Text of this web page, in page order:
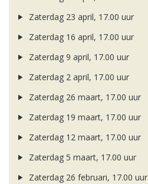
Zaterdag 23 april, 17.00 uur
Zaterdag 16 april, 17.00 uur
Zaterdag 9 april, 17.00 uur
Zaterdag 2 april, 17.00 uur
Zaterdag 26 maart, 17.00 uur
Zaterdag 19 maart, 17.00 uur
Zaterdag 12 maart, 17.00 uur
Zaterdag 5 maart, 17.00 uur
Zaterdag 26 februari, 17.00 uur